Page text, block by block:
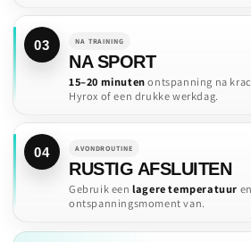
03 NA TRAINING
NA SPORT
15–20 minutenontspanning na
Hyrox of een drukke werkdag.
04 AVONDROUTINE
RUSTIG AFSLUITEN
Gebruik eenlagere temperatuur
ontspanningsmoment van.